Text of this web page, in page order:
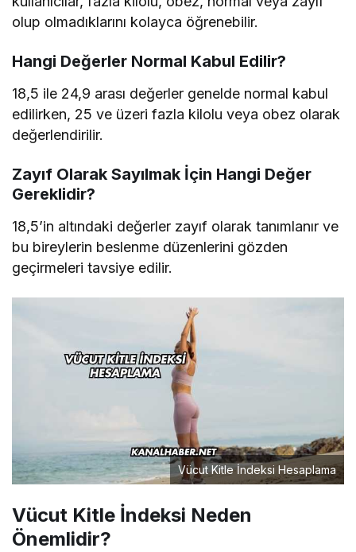
olup olmadıklarını kolayca öğrenebilir.
Hangi Değerler Normal Kabul Edilir?
18,5 ile 24,9 arası değerler genelde normal kabul
edilirken, 25 ve üzeri fazla kilolu veya obez olarak
değerlendirilir.
Zayıf Olarak Sayılmak İçin Hangi Değer
Gereklidir?
18,5’in altındaki değerler zayıf olarak tanımlanır ve
bu bireylerin beslenme düzenlerini gözden
geçirmeleri tavsiye edilir.
Vücut Kitle İndeksi Hesaplama
Vücut Kitle İndeksi Neden
Önemlidir?